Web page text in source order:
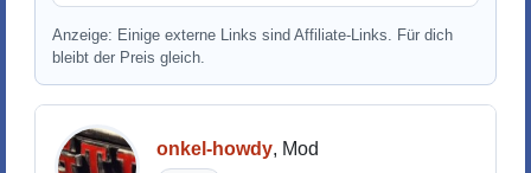
Anzeige: Einige externe Links sind Affiliate-Links. Für dich
bleibt der Preis gleich.
onkel-howdy, Mod